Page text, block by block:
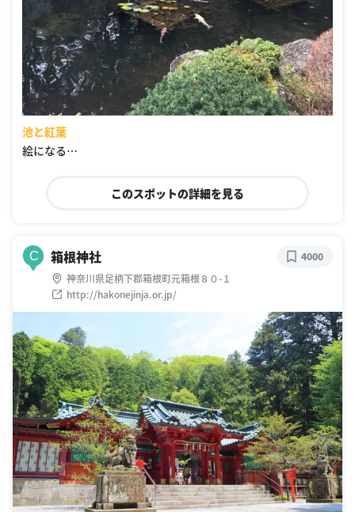
池と紅葉
絵になる…
このスポットの詳細を見る
C 箱根神社
神奈川県足柄下郡箱根町元箱根８０-１
http://hakonejinja.or.jp/
4000